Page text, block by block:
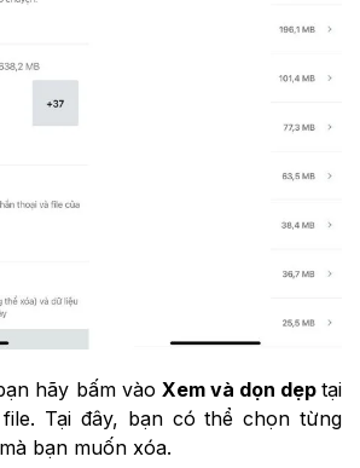
hãy bấm vào Xem và dọn dẹptại
Tại đây, bạn có thể chọn từng
bạn muốn xóa.